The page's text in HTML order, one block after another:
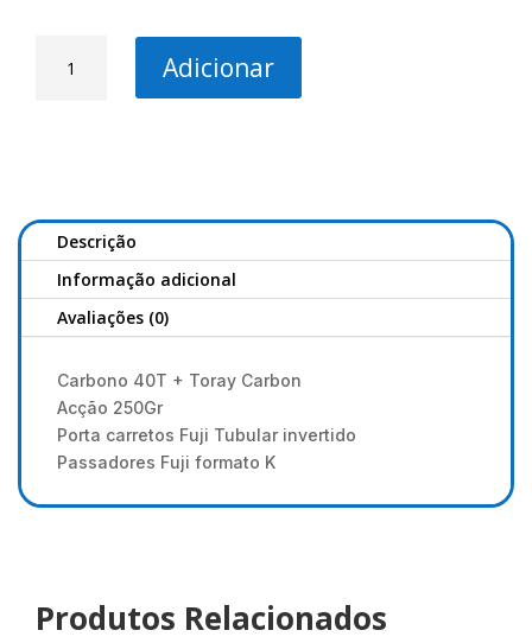
Adicionar
Descrição
Informação adicional
Avaliações (0)
Carbono 40T + Toray Carbon
Acção 250Gr
Porta carretos Fuji Tubular invertido
Passadores Fuji formato K
Produtos Relacionados